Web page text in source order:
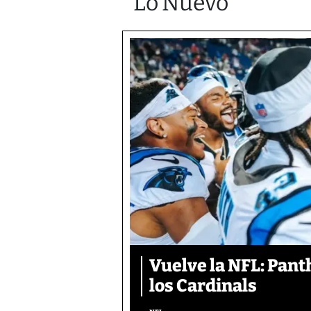
Vuelve la NFL:
los Cardinals